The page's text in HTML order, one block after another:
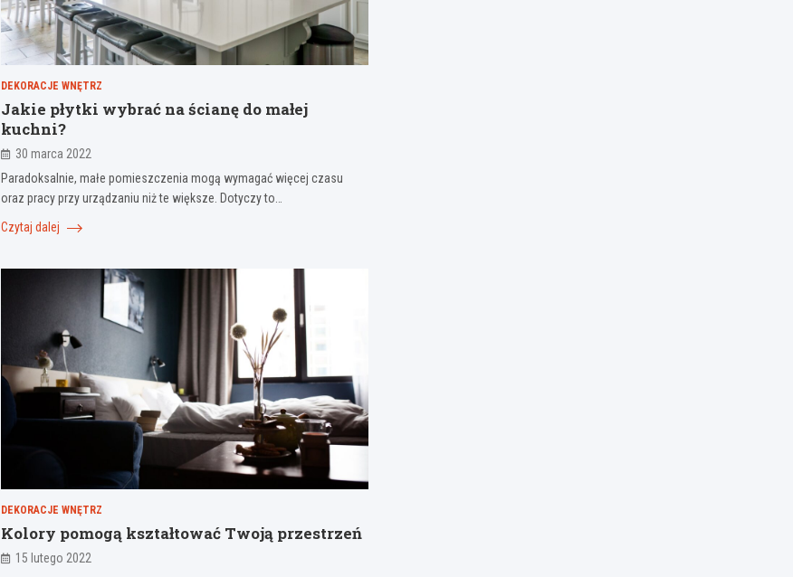
DEKORACJE WNĘTRZ
Jakie płytki wybrać na ścianę do małej
kuchni?
30 marca 2022
Paradoksalnie, małe pomieszczenia mogą wymagać więcej czasu
oraz pracy przy urządzaniu niż te większe. Dotyczy to…
Czytaj dalej
DEKORACJE WNĘTRZ
Kolory pomogą kształtować Twoją przestrzeń
15 lutego 2022